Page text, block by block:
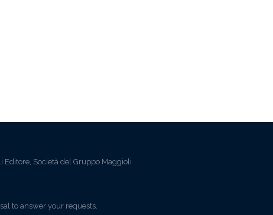
Società del Gruppo Maggioli
to answer your requests.